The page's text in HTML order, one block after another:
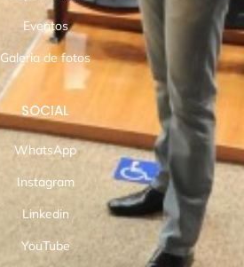
Eventos
Galeria de fotos
SOCIAL
WhatsApp
Instagram
Linkedin
YouTube